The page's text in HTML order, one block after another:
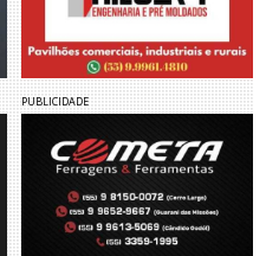
PUBLICIDADE